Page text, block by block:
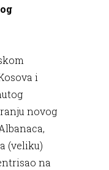
i
novog
(veliku)
na